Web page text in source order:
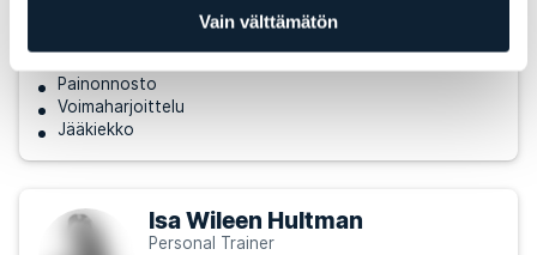
Vain välttämätön
SATS S:t Eriksbron
Taso: 2
Painonnosto
Voimaharjoittelu
Jääkiekko
Isa Wileen Hultman
Personal Trainer